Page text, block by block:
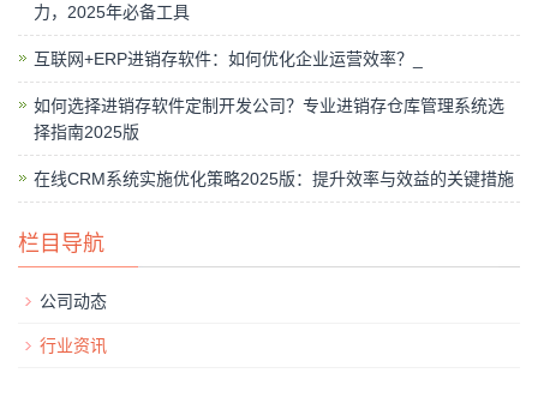
力，2025年必备工具
互联网+ERP进销存软件：如何优化企业运营效率？_
如何选择进销存软件定制开发公司？专业进销存仓库管理系统选
择指南2025版
在线CRM系统实施优化策略2025版：提升效率与效益的关键措施
栏目导航
公司动态
行业资讯